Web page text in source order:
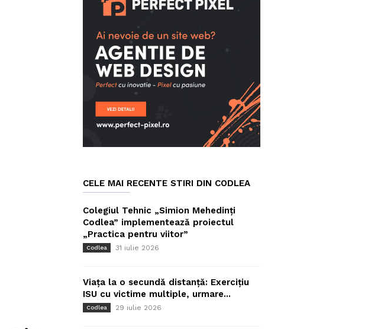
CELE MAI RECENTE STIRI DIN CODLEA
Colegiul Tehnic „Simion Mehedinți
Codlea” implementează proiectul
„Practica pentru viitor”
Codlea 31 iulie 2026
Viața la o secundă distanță: Exercițiu
ISU cu victime multiple, urmare...
Codlea 29 iulie 2026